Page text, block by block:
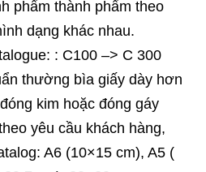
phẩm thành phẩm theo
dạng khác nhau.
: C100 –> C 300
thường bìa giấy dày hơn
kim hoặc đóng gáy
yêu cầu khách hàng,
A6 (10×15 cm), A5 (